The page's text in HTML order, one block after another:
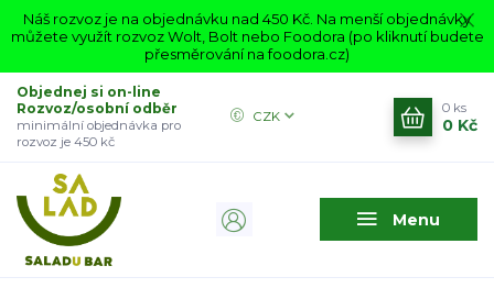
Náš rozvoz je na objednávku nad 450 Kč. Na menší objednávky
můžete využít rozvoz Wolt, Bolt nebo Foodora (po kliknutí budete
přesměrování na foodora.cz)
Menu
CZK
Objednej si on-line
Rozvoz/osobní odběr
minimální objednávka pro
rozvoz je 450 kč
0 ks
0 Kč